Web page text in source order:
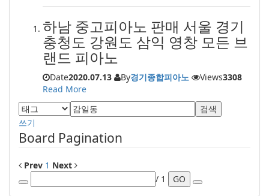
하남 중고피아노 판매 서울 경기
충청도 강원도 삼익 영창 모든 브
랜드 피아노
Date2020.07.13 By경기종합피아노 Views3308
Read More
검색
쓰기
Board Pagination
Prev 1 Next
/ 1
GO